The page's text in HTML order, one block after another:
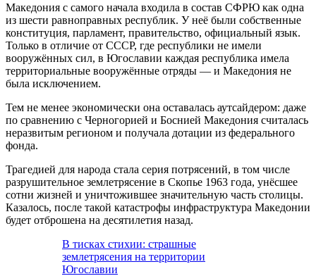
Македония с самого начала входила в состав СФРЮ как одна
из шести равноправных республик. У неё были собственные
конституция, парламент, правительство, официальный язык.
Только в отличие от СССР, где республики не имели
вооружённых сил, в Югославии каждая республика имела
территориальные вооружённые отряды — и Македония не
была исключением.
Тем не менее экономически она оставалась аутсайдером: даже
по сравнению с Черногорией и Боснией Македония считалась
неразвитым регионом и получала дотации из федерального
фонда.
Трагедией для народа стала серия потрясений, в том числе
разрушительное землетрясение в Скопье 1963 года, унёсшее
сотни жизней и уничтожившее значительную часть столицы.
Казалось, после такой катастрофы инфраструктура Македонии
будет отброшена на десятилетия назад.
В тисках стихии: страшные
землетрясения на территории
Югославии